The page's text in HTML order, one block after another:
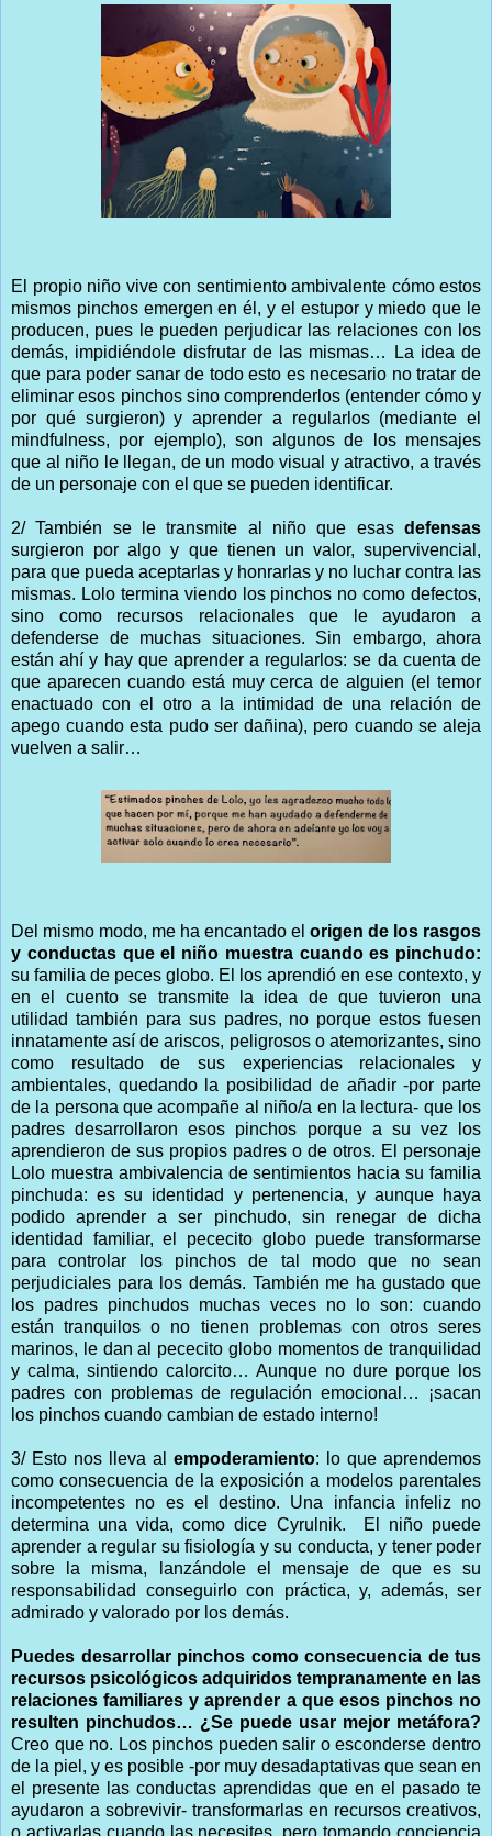
El propio niño vive con sentimiento ambivalente cómo estos
mismos pinchos emergen en él, y el estupor y miedo que le
producen, pues le pueden perjudicar las relaciones con los
demás, impidiéndole disfrutar de las mismas… La idea de
que para poder sanar de todo esto es necesario no tratar de
eliminar esos pinchos sino comprenderlos (entender cómo y
por qué surgieron) y aprender a regularlos (mediante el
mindfulness, por ejemplo), son algunos de los mensajes
que al niño le llegan, de un modo visual y atractivo, a través
de un personaje con el que se pueden identificar.
2/ También se le transmite al niño que esas defensas
surgieron por algo y que tienen un valor, supervivencial,
para que pueda aceptarlas y honrarlas y no luchar contra las
mismas. Lolo termina viendo los pinchos no como defectos,
sino como recursos relacionales que le ayudaron a
defenderse de muchas situaciones. Sin embargo, ahora
están ahí y hay que aprender a regularlos: se da cuenta de
que aparecen cuando está muy cerca de alguien (el temor
enactuado con el otro a la intimidad de una relación de
apego cuando esta pudo ser dañina), pero cuando se aleja
vuelven a salir…
Del mismo modo, me ha encantado el origen de los rasgos
y conductas que el niño muestra cuando es pinchudo:
su familia de peces globo. El los aprendió en ese contexto, y
en el cuento se transmite la idea de que tuvieron una
utilidad también para sus padres, no porque estos fuesen
innatamente así de ariscos, peligrosos o atemorizantes, sino
como resultado de sus experiencias relacionales y
ambientales, quedando la posibilidad de añadir -por parte
de la persona que acompañe al niño/a en la lectura- que los
padres desarrollaron esos pinchos porque a su vez los
aprendieron de sus propios padres o de otros. El personaje
Lolo muestra ambivalencia de sentimientos hacia su familia
pinchuda: es su identidad y pertenencia, y aunque haya
podido aprender a ser pinchudo, sin renegar de dicha
identidad familiar, el pececito globo puede transformarse
para controlar los pinchos de tal modo que no sean
perjudiciales para los demás. También me ha gustado que
los padres pinchudos muchas veces no lo son: cuando
están tranquilos o no tienen problemas con otros seres
marinos, le dan al pececito globo momentos de tranquilidad
y calma, sintiendo calorcito… Aunque no dure porque los
padres con problemas de regulación emocional… ¡sacan
los pinchos cuando cambian de estado interno!
3/ Esto nos lleva al empoderamiento: lo que aprendemos
como consecuencia de la exposición a modelos parentales
incompetentes no es el destino. Una infancia infeliz no
determina una vida, como dice Cyrulnik. El niño puede
aprender a regular su fisiología y su conducta, y tener poder
sobre la misma, lanzándole el mensaje de que es su
responsabilidad conseguirlo con práctica, y, además, ser
admirado y valorado por los demás.
Puedes desarrollar pinchos como consecuencia de tus
recursos psicológicos adquiridos tempranamente en las
relaciones familiares y aprender a que esos pinchos no
resulten pinchudos… ¿Se puede usar mejor metáfora?
Creo que no. Los pinchos pueden salir o esconderse dentro
de la piel, y es posible -por muy desadaptativas que sean en
el presente las conductas aprendidas que en el pasado te
ayudaron a sobrevivir- transformarlas en recursos creativos,
o activarlas cuando las necesites, pero tomando conciencia